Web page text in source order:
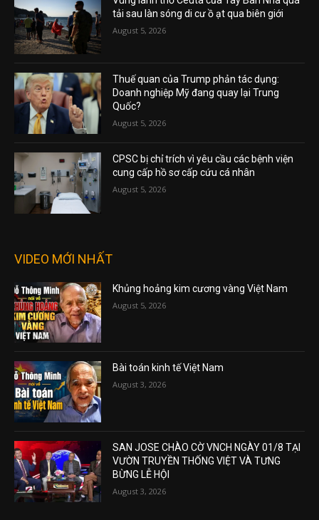
tải sau làn sóng di cư ồ ạt qua biên giới
August 5, 2026
Thuế quan của Trump phản tác dụng:
Doanh nghiệp Mỹ đang quay lại Trung
Quốc?
August 5, 2026
CPSC bị chỉ trích vì yêu cầu các bệnh viện
cung cấp hồ sơ cấp cứu cá nhân
August 5, 2026
VIDEO MỚI NHẤT
Khủng hoảng kim cương vàng Việt Nam
August 5, 2026
Bài toán kinh tế Việt Nam
August 3, 2026
SAN JOSE CHÀO CỜ VNCH NGÀY 01/8 TẠI
VƯỜN TRUYỀN THỐNG VIỆT VÀ TƯNG
BỪNG LỄ HỘI
August 3, 2026